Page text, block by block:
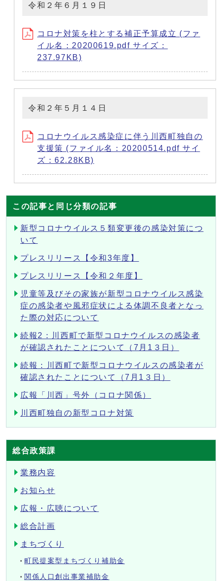
令和２年６月１９日
コロナ対策を柱とする補正予算成立 (ファ
イル名：20200619.pdf サイズ：
237.97KB)
令和２年５月１４日
コロナウイルス感染症に伴う川西町独自の
支援策 (ファイル名：20200514.pdf サイ
ズ：62.28KB)
この記事と同じ分類の記事
新型コロナウイルス５類変更後の感染対策につ
いて
プレスリリース【令和3年度】
プレスリリース【令和２年度】
児童等及びその家族が新型コロナウイルス感染
症の感染者や風邪症状による体調不良者となっ
た際の対応について
続報2：川西町で新型コロナウイルスの感染者
が確認されたことについて（7月1３日）
続報：川西町で新型コロナウイルスの感染者が
確認されたことについて（7月1３日）
広報「川西」号外（コロナ関係）
川西町独自の新型コロナ対策
総合政策課
業務内容
お知らせ
広報・広聴について
総合計画
まちづくり
町民提案型まちづくり補助金
関係人口創出事業補助金